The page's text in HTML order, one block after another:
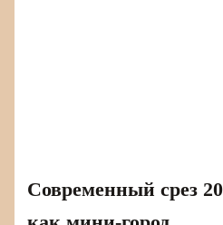
Современный срез